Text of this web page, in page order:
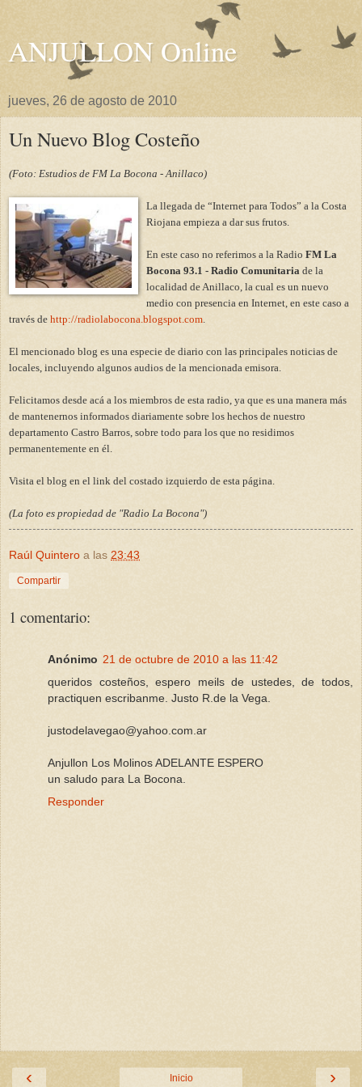
ANJULLON Online
jueves, 26 de agosto de 2010
Un Nuevo Blog Costeño
(Foto: Estudios de FM La Bocona - Anillaco)
La llegada de “Internet para Todos” a la Costa
Riojana empieza a dar sus frutos.
En este caso no referimos a la Radio FM La
Bocona 93.1 - Radio Comunitaria de la
localidad de Anillaco, la cual es un nuevo
medio con presencia en Internet, en este caso a
través de http://radiolabocona.blogspot.com
El mencionado blog es una especie de diario con las principales noticias de
locales, incluyendo algunos audios de la mencionada emisora.
Felicitamos desde acá a los miembros de esta radio, ya que es una manera más
de mantenernos informados diariamente sobre los hechos de nuestro
departamento Castro Barros, sobre todo para los que no residimos
permanentemente en él.
Visita el blog en el link del costado izquierdo de esta página.
(La foto es propiedad de "Radio La Bocona")
Raúl Quintero a las 23:43
Compartir
1 comentario:
Anónimo 21 de octubre de 2010 a las 11:42
queridos costeños, espero meils de ustedes, de todos,
practiquen escribanme. Justo R.de la Vega.
justodelavegao@yahoo.com.ar
Anjullon Los Molinos ADELANTE ESPERO
un saludo para La Bocona.
Responder
‹ ›
Inicio